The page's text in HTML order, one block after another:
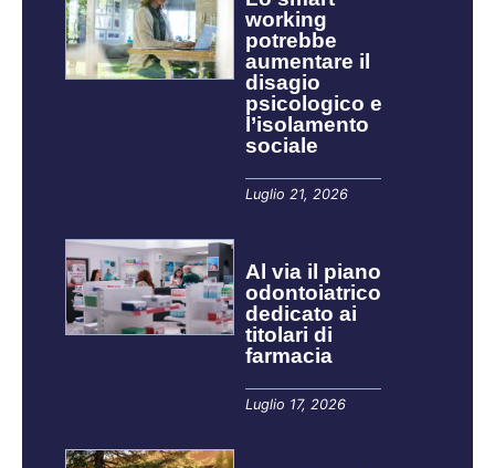
working
potrebbe
aumentare il
disagio
psicologico e
l’isolamento
sociale
Luglio 21, 2026
Al via il piano
odontoiatrico
dedicato ai
titolari di
farmacia
Luglio 17, 2026